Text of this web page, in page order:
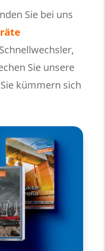
Sie bei uns
Sie unsere
kümmern sich